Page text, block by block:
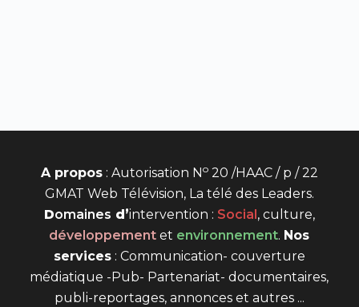
A propos: Autorisation N o20 /HAAC / p / 22
GMAT Web Télévision, La télé des Leaders.
Domaines d’intervention : Social , culture,
développement et environnement. Nos
services: Communication- couverture
médiatique -Pub- Partenariat- documentaires,
publi-reportages, annonces et autres ...